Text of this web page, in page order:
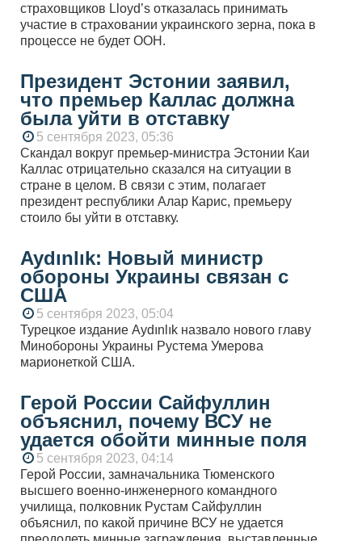
страховщиков Lloyd’s отказалась принимать
участие в страховании украинского зерна, пока в
процессе не будет ООН.
Президент Эстонии заявил,
что премьер Каллас должна
была уйти в отставку
5 сентября 2023, 05:36
Скандал вокруг премьер-министра Эстонии Каи
Каллас отрицательно сказался на ситуации в
стране в целом. В связи с этим, полагает
президент республики Алар Карис, премьеру
стоило бы уйти в отставку.
Aydınlık: Новый министр
обороны Украины связан с
США
5 сентября 2023, 05:04
Турецкое издание Aydınlık назвало нового главу
Минобороны Украины Рустема Умерова
марионеткой США.
Герой России Сайфуллин
объяснил, почему ВСУ не
удается обойти минные поля
5 сентября 2023, 04:14
Герой России, замначальника Тюменского
высшего военно-инженерного командного
училища, полковник Рустам Сайфуллин
объяснил, по какой причине ВСУ не удается